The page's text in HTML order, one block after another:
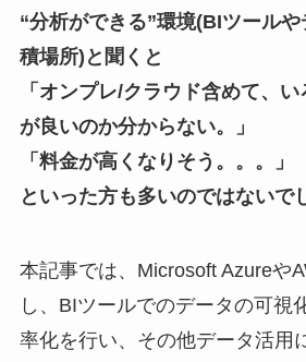
“分析ができる”環境(BIツール
積場所)と聞くと
「オンプレ/クラウド含めて、
が良いのか分からない。」
「料金が高くなりそう。。。」
といった方も多いのではないで
本記事では、Microsoft Azureや
し、BIツールでのデータの可視
率化を行い、その他データ活用